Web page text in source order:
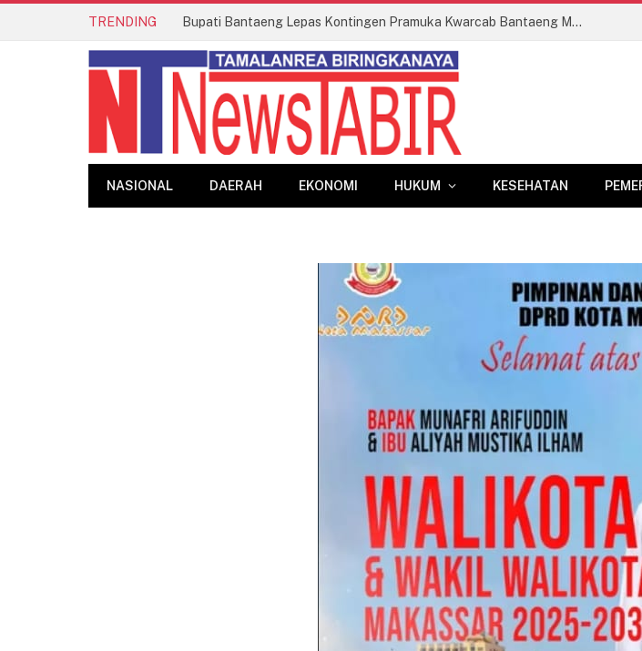
TRENDING Bupati Bantaeng Lepas Kontingen Pramuka Kwarcab Bantaeng Menuju Jambore Nasional XII Tahun 2026
NASIONAL DAERAH EKONOMI HUKUM KESEHATAN